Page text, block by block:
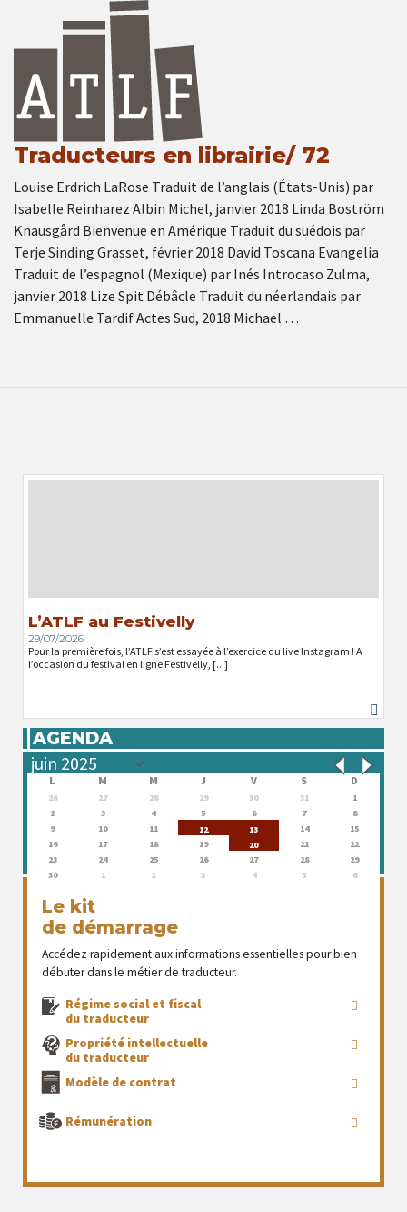
Traducteurs en librairie/ 72
Louise Erdrich LaRose Traduit de l’anglais (États-Unis) par
Isabelle Reinharez Albin Michel, janvier 2018 Linda Boström
Knausgård Bienvenue en Amérique Traduit du suédois par
Terje Sinding Grasset, février 2018 David Toscana Evangelia
Traduit de l’espagnol (Mexique) par Inés Introcaso Zulma,
janvier 2018 Lize Spit Débâcle Traduit du néerlandais par
Emmanuelle Tardif Actes Sud, 2018 Michael …
L’ATLF au Festivelly
29/07/2026
Pour la première fois, l’ATLF s’est essayée à l’exercice du live Instagram ! A
l’occasion du festival en ligne Festivelly, [...]
AGENDA
L M M J V S D
26 27 28 29 30 31
1
2
3 4 5 6 7
8
9
10 11 12 13 14
15
16
17 18 19 20 21
22
23
24 25 26 27 28
29
30
1 2 3 4 5 6
Le kit
de démarrage
Accédez rapidement aux informations essentielles pour bien
débuter dans le métier de traducteur.
Régime social et fiscal
du traducteur
Propriété intellectuelle
du traducteur
Modèle de contrat
Rémunération